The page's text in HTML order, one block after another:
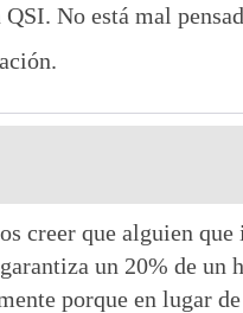
No está mal
creer que alguien
un 20% de
porque en lugar